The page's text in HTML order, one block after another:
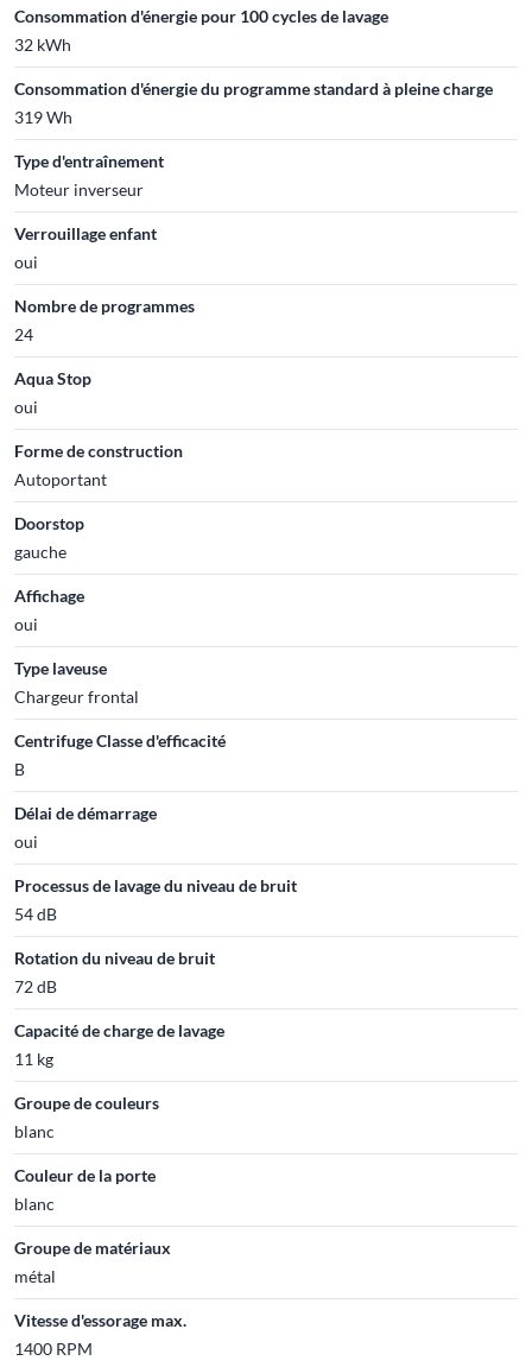
Consommation d'énergie pour 100 cycles de lavage
32 kWh
Consommation d'énergie du programme standard à pleine charge
319 Wh
Type d'entraînement
Moteur inverseur
Verrouillage enfant
oui
Nombre de programmes
24
Aqua Stop
oui
Forme de construction
Autoportant
Doorstop
gauche
Affichage
oui
Type laveuse
Chargeur frontal
Centrifuge Classe d'efficacité
B
Délai de démarrage
oui
Processus de lavage du niveau de bruit
54 dB
Rotation du niveau de bruit
72 dB
Capacité de charge de lavage
11 kg
Groupe de couleurs
blanc
Couleur de la porte
blanc
Groupe de matériaux
métal
Vitesse d'essorage max.
1400 RPM